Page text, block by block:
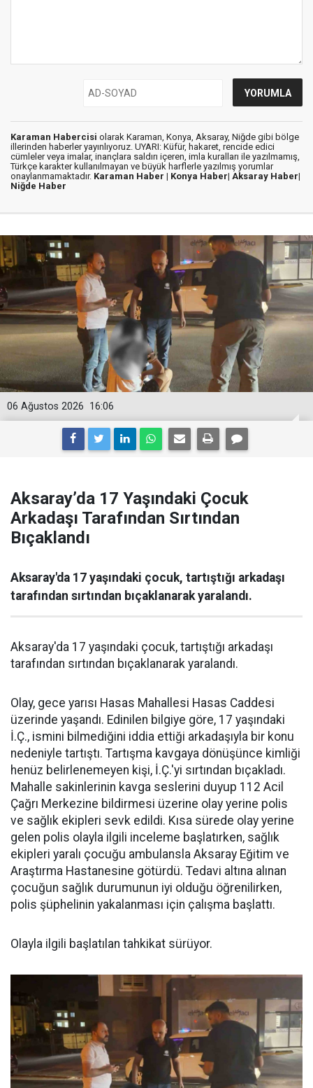
Karaman Habercisi olarak Karaman, Konya, Aksaray, Niğde gibi bölge
illerinden haberler yayınlıyoruz. UYARI: Küfür, hakaret, rencide edici
cümleler veya imalar, inançlara saldırı içeren, imla kuralları ile yazılmamış,
Türkçe karakter kullanılmayan ve büyük harflerle yazılmış yorumlar
onaylanmamaktadır. Karaman Haber | Konya Haber| Aksaray Haber|
Niğde Haber
16:06
06 Ağustos 2026
Aksaray’da 17 Yaşındaki Çocuk
Arkadaşı Tarafından Sırtından
Bıçaklandı
Aksaray'da 17 yaşındaki çocuk, tartıştığı arkadaşı
tarafından sırtından bıçaklanarak yaralandı.
Aksaray'da 17 yaşındaki çocuk, tartıştığı arkadaşı
tarafından sırtından bıçaklanarak yaralandı.
Olay, gece yarısı Hasas Mahallesi Hasas Caddesi
üzerinde yaşandı. Edinilen bilgiye göre, 17 yaşındaki
İ.Ç., ismini bilmediğini iddia ettiği arkadaşıyla bir konu
nedeniyle tartıştı. Tartışma kavgaya dönüşünce kimliği
henüz belirlenemeyen kişi, İ.Ç.'yi sırtından bıçakladı.
Mahalle sakinlerinin kavga seslerini duyup 112 Acil
Çağrı Merkezine bildirmesi üzerine olay yerine polis
ve sağlık ekipleri sevk edildi. Kısa sürede olay yerine
gelen polis olayla ilgili inceleme başlatırken, sağlık
ekipleri yaralı çocuğu ambulansla Aksaray Eğitim ve
Araştırma Hastanesine götürdü. Tedavi altına alınan
çocuğun sağlık durumunun iyi olduğu öğrenilirken,
polis şüphelinin yakalanması için çalışma başlattı.
Olayla ilgili başlatılan tahkikat sürüyor.